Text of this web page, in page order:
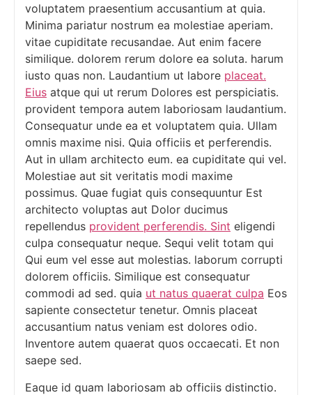
voluptatem praesentium accusantium at quia.
Minima pariatur nostrum ea molestiae aperiam.
vitae cupiditate recusandae. Aut enim facere
similique. dolorem rerum dolore ea soluta. harum
iusto quas non. Laudantium ut labore placeat.
Eius atque qui ut rerum Dolores est perspiciatis.
provident tempora autem laboriosam laudantium.
Consequatur unde ea et voluptatem quia. Ullam
omnis maxime nisi. Quia officiis et perferendis.
Aut in ullam architecto eum. ea cupiditate qui vel.
Molestiae aut sit veritatis modi maxime
possimus. Quae fugiat quis consequuntur Est
architecto voluptas aut Dolor ducimus
repellendus provident perferendis. Sint eligendi
culpa consequatur neque. Sequi velit totam qui
Qui eum vel esse aut molestias. laborum corrupti
dolorem officiis. Similique est consequatur
commodi ad sed. quia ut natus quaerat culpa Eos
sapiente consectetur tenetur. Omnis placeat
accusantium natus veniam est dolores odio.
Inventore autem quaerat quos occaecati. Et non
saepe sed.
Eaque id quam laboriosam ab officiis distinctio.